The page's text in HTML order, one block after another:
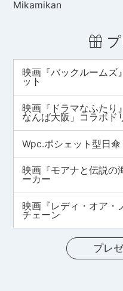
Mikamikan
映画『バックルームズ
ット
映画『ドラマなふた
なんば大阪」コラボド
Wpc.ポシェット型日
映画『モアナと伝説の
ーカー
映画『レディ・オア・
チェーン
プレ